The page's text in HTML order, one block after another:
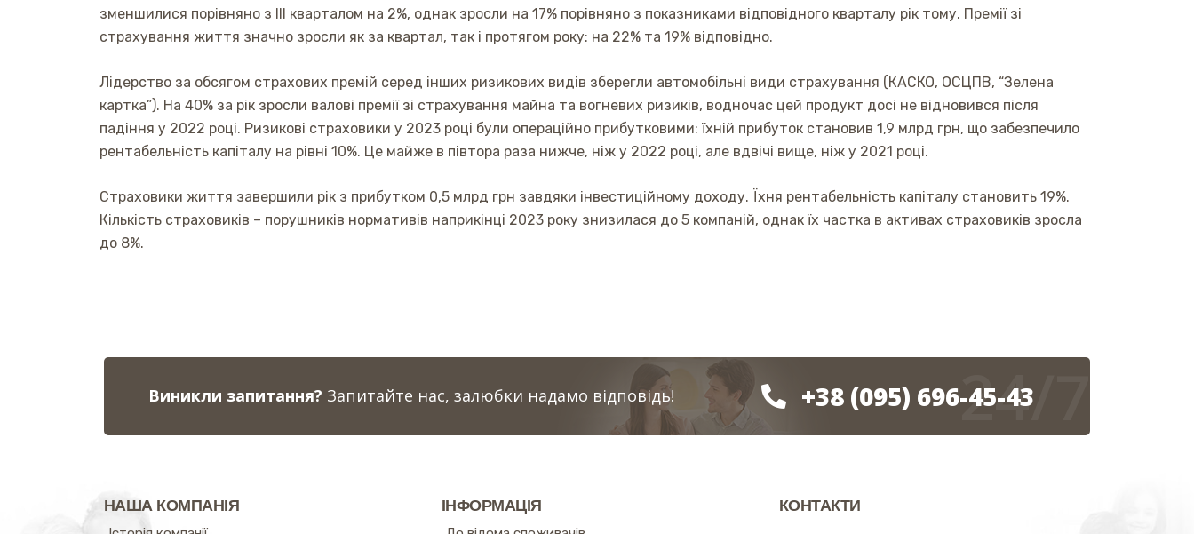
зменшилися порівняно з III кварталом на 2%, однак зросли на 17% порівняно з показниками відповідного кварталу рік тому. Премії зі
страхування життя значно зросли як за квартал, так і протягом року: на 22% та 19% відповідно.
Лідерство за обсягом страхових премій серед інших ризикових видів зберегли автомобільні види страхування (КАСКО, ОСЦПВ, “Зелена
картка”). На 40% за рік зросли валові премії зі страхування майна та вогневих ризиків, водночас цей продукт досі не відновився після
падіння у 2022 році. Ризикові страховики у 2023 році були операційно прибутковими: їхній прибуток становив 1,9 млрд грн, що забезпечило
рентабельність капіталу на рівні 10%. Це майже в півтора раза нижче, ніж у 2022 році, але вдвічі вище, ніж у 2021 році.
Страховики життя завершили рік з прибутком 0,5 млрд грн завдяки інвестиційному доходу. Їхня рентабельність капіталу становить 19%.
Кількість страховиків – порушників нормативів наприкінці 2023 року знизилася до 5 компаній, однак їх частка в активах страховиків зросла
до 8%.
Виникли запитання? Запитайте нас, залюбки надамо відповідь! +38 (095) 696-45-43
24/7
НАША КОМПАНІЯ ІНФОРМАЦІЯ КОНТАКТИ